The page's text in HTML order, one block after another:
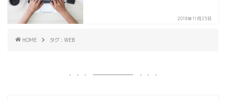
2018年11月25日
HOME タグ : WEB